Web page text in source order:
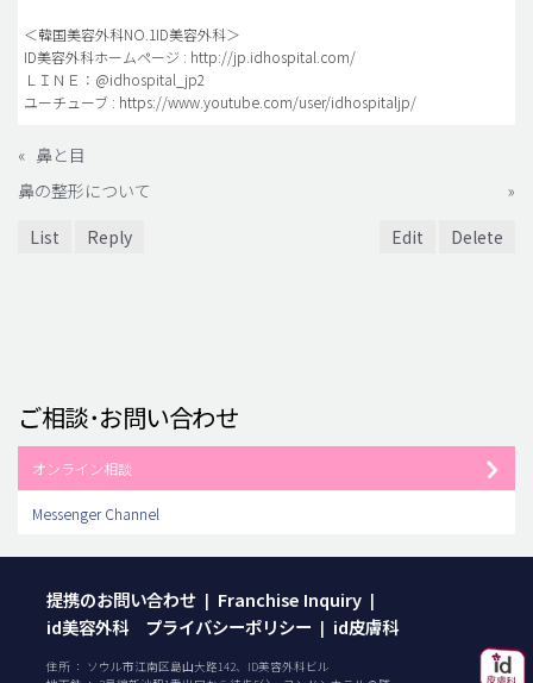
＜韓国美容外科NO.1ID美容外科＞
ID美容外科ホームページ : http://jp.idhospital.com/
ＬＩＮＥ：@idhospital_jp2
ユーチューブ : https://www.youtube.com/user/idhospitaljp/
« 鼻と目
鼻の整形について
»
List
Reply Edit Delete
ご相談･お問い合わせ
オンライン相談
Messenger Channel
提携のお問い合わせ | Franchise Inquiry |
id美容外科 プライバシーポリシー | id皮膚科
住所 ： ソウル市江南区島山大路142、ID美容外科ビル